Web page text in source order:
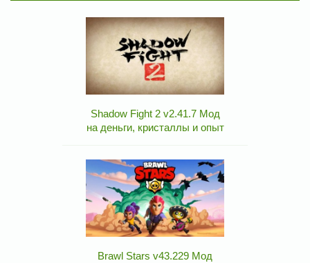
Shadow Fight 2 v2.41.7 Мод
на деньги, кристаллы и опыт
Brawl Stars v43.229 Мод